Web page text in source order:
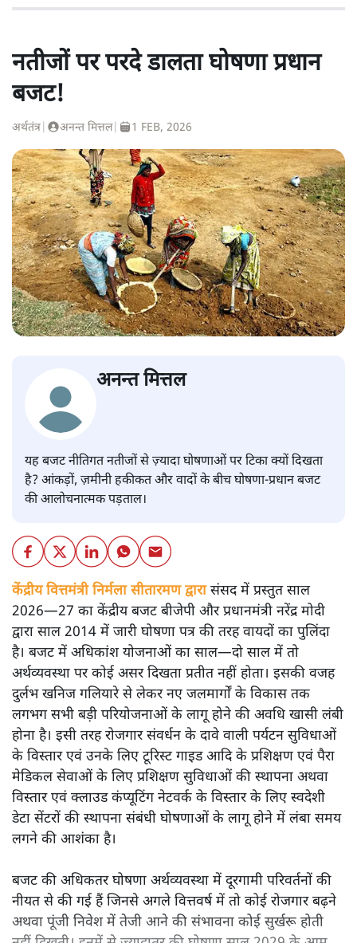
नतीजों पर परदे डालता घोषणा प्रधान
बजट!
अर्थतंत्र अनन्त मित्तल| 1 FEB, 2026
अनन्त मित्तल
यह बजट नीतिगत नतीजों से ज़्यादा घोषणाओं पर टिका क्यों दिखता
है? आंकड़ों, ज़मीनी हकीकत और वादों के बीच घोषणा-प्रधान बजट
की आलोचनात्मक पड़ताल।
केंद्रीय वित्तमंत्री निर्मला सीतारमण द्वारासंसद में प्रस्तुत साल
2026—27 का केंद्रीय बजट बीजेपी और प्रधानमंत्री नरेंद्र मोदी
द्वारा साल 2014 में जारी घोषणा पत्र की तरह वायदों का पुलिंदा
है। बजट में अधिकांश योजनाओं का साल—दो साल में तो
अर्थव्यवस्था पर कोई असर दिखता प्रतीत नहीं होता। इसकी वजह
दुर्लभ खनिज गलियारे से लेकर नए जलमार्गों के विकास तक
लगभग सभी बड़ी परियोजनाओं के लागू होने की अवधि खासी लंबी
होना है। इसी तरह रोजगार संवर्धन के दावे वाली पर्यटन सुविधाओं
के विस्तार एवं उनके लिए टूरिस्ट गाइड आदि के प्रशिक्षण एवं पैरा
मेडिकल सेवाओं के लिए प्रशिक्षण सुविधाओं की स्थापना अथवा
विस्तार एवं क्लाउड कंप्यूटिंग नेटवर्क के विस्तार के लिए स्वदेशी
डेटा सेंटरों की स्थापना संबंधी घोषणाओं के लागू होने में लंबा समय
लगने की आशंका है।
बजट की अधिकतर घोषणा अर्थव्यवस्था में दूरगामी परिवर्तनों की
नीयत से की गई हैं जिनसे अगले वित्तवर्ष में तो कोई रोजगार बढ़ने
अथवा पूंजी निवेश में तेजी आने की संभावना कोई सुर्खरू होती